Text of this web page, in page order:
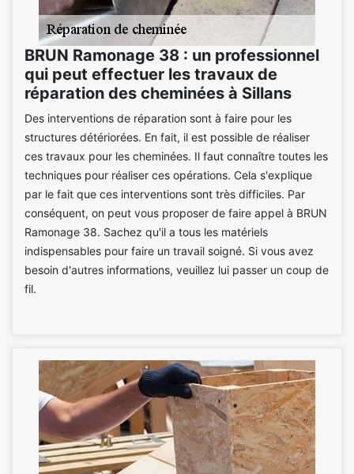
BRUN Ramonage 38 : un professionnel
qui peut effectuer les travaux de
réparation des cheminées à Sillans
Des interventions de réparation sont à faire pour les
structures détériorées. En fait, il est possible de réaliser
ces travaux pour les cheminées. Il faut connaître toutes les
techniques pour réaliser ces opérations. Cela s'explique
par le fait que ces interventions sont très difficiles. Par
conséquent, on peut vous proposer de faire appel à BRUN
Ramonage 38. Sachez qu'il a tous les matériels
indispensables pour faire un travail soigné. Si vous avez
besoin d'autres informations, veuillez lui passer un coup de
fil.